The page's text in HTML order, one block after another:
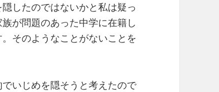
したのではないかと私は疑っ
が問題のあった中学に在籍し
そのようなことがないことを
いじめを隠そうと考えたので